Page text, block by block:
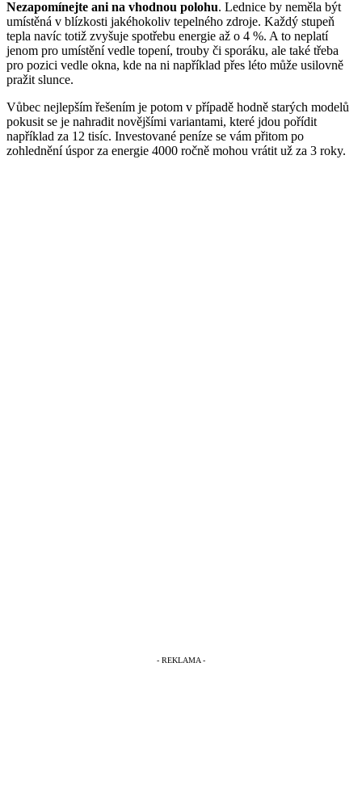
Nezapomínejte ani na vhodnou polohu. Lednice by neměla být
umístěná v blízkosti jakéhokoliv tepelného zdroje. Každý stupeň
tepla navíc totiž zvyšuje spotřebu energie až o 4 %. A to neplatí
jenom pro umístění vedle topení, trouby či sporáku, ale také třeba
pro pozici vedle okna, kde na ni například přes léto může usilovně
pražit slunce.
Vůbec nejlepším řešením je potom v případě hodně starých modelů
pokusit se je nahradit novějšími variantami, které jdou pořídit
například za 12 tisíc. Investované peníze se vám přitom po
zohlednění úspor za energie 4000 ročně mohou vrátit už za 3 roky.